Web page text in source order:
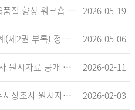
제9차 급성심장정지 구급품질 향상 워크숍 개최 안내 2026-05-19
제15차 국가손상종합통계(제2권 부록) 정오표('26.5.18. 기준) 2026-05-06
2024년 급성심장정지조사 원시자료 공개 알림 2026-02-11
2024년 중증손상 및 다수사상조사 원시자료 공개 알림 2026-02-03